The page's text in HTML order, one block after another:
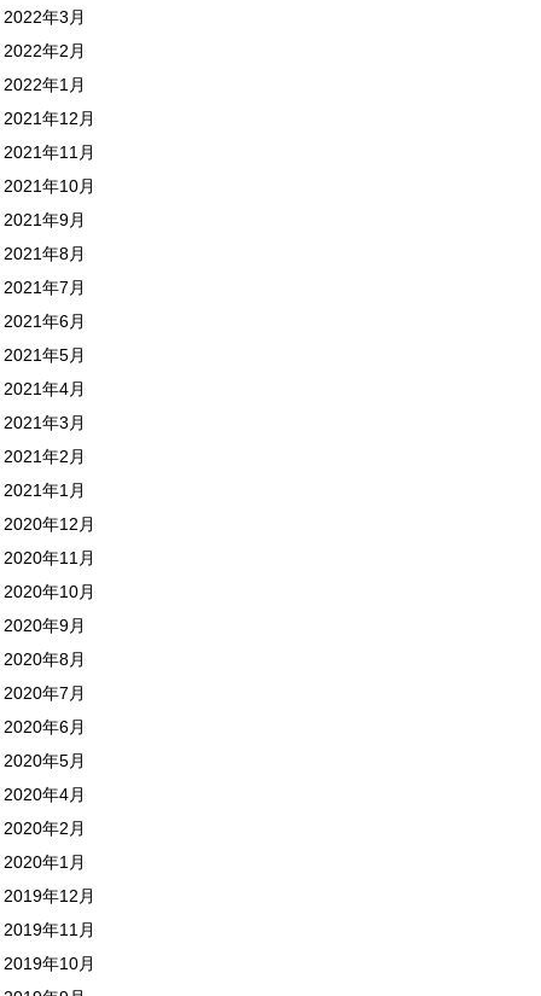
2022年3月
2022年2月
2022年1月
2021年12月
2021年11月
2021年10月
2021年9月
2021年8月
2021年7月
2021年6月
2021年5月
2021年4月
2021年3月
2021年2月
2021年1月
2020年12月
2020年11月
2020年10月
2020年9月
2020年8月
2020年7月
2020年6月
2020年5月
2020年4月
2020年2月
2020年1月
2019年12月
2019年11月
2019年10月